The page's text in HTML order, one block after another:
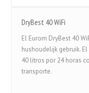
DryBest 40 WiFi
El Eurom DryBest 40
hushoudelijk gebruik.
40 litros por 24 horas
transporte.